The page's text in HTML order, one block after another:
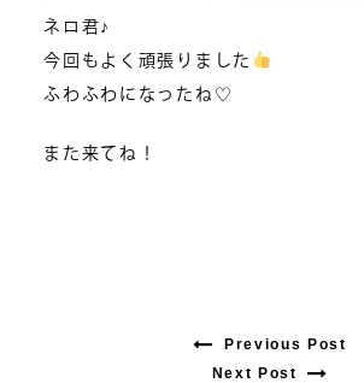
ネロ君♪
今回もよく頑張りました
ふわふわになったね♡
また来てね！
Previous Post
Next Post